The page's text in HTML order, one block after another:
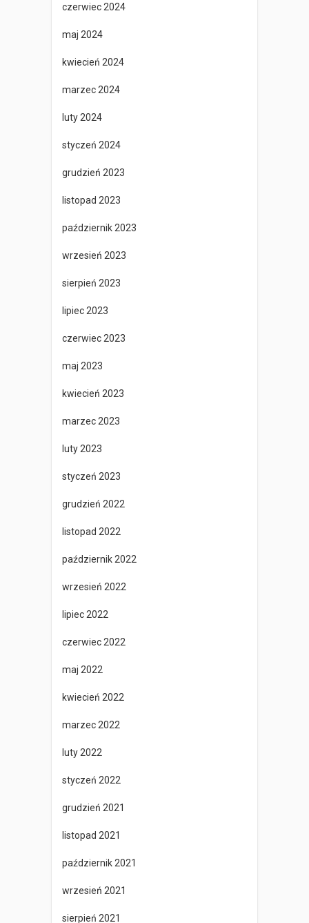
czerwiec 2024
maj 2024
kwiecień 2024
marzec 2024
luty 2024
styczeń 2024
grudzień 2023
listopad 2023
październik 2023
wrzesień 2023
sierpień 2023
lipiec 2023
czerwiec 2023
maj 2023
kwiecień 2023
marzec 2023
luty 2023
styczeń 2023
grudzień 2022
listopad 2022
październik 2022
wrzesień 2022
lipiec 2022
czerwiec 2022
maj 2022
kwiecień 2022
marzec 2022
luty 2022
styczeń 2022
grudzień 2021
listopad 2021
październik 2021
wrzesień 2021
sierpień 2021